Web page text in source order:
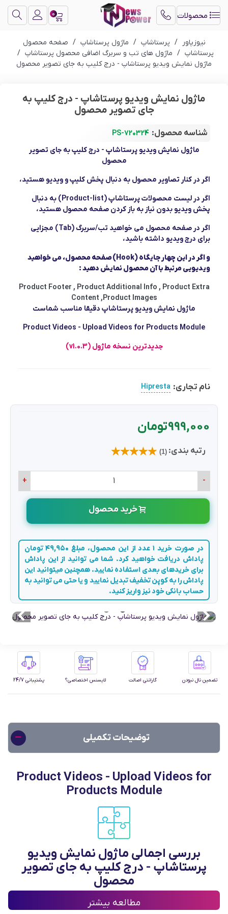
محصولات 0
نیوزپاور / پرستاشاپ / ماژول پرستاشاپ / صفحه محصول
پرستاشاپ / ماژول های تب و سربرگ اضافی محصول پرستاشاپ /
ماژول نمایش ویدیو پرستاشاپ - درج کلیپ به جای تصویر محصول
ماژول نمایش ویدیو پرستاشاپ - درج کلیپ به
جای تصویر محصول
شناسه محصول: PS-720324
ماژول نمایش ویدیو پرستاشاپ - درج کلیپ به جای تصویر
محصول
اگر در کنار تصاویر محصول به دنبال پخش کلیپ و ویدیو هستید،
اگر در لیست محصولات پرستاشاپ (Product-list) به دنبال
پخش ویدیو بدون نیاز به باز کردن صفحه محصول هستید،
اگر در صفحه محصول می خواهید تب/سربرگ (Tab) مجزایی
برای درج ویدیو داشته باشید،
و اگر در این چهار جایگاه (Hook) صفحه محصول، می خواهید
ویدیویی مرتبط با آن محصول نمایش دهید :
Product Footer , Product Additional Info , Product Extra
Content ,Product Images
ماژول نمایش ویدیو پرستاشاپ دقیقا مناسب شماست
Product Videos - Upload Videos for Products Module
جدیدترین نسخه ماژول (v1.0.3)
نام تجاری: Hipresta
999,000 تومان
رتبه بندی: (1)
-
+
خرید محصول
در صورت خرید 1 عدد از این محصول، مبلغ 49,950 تومان
پاداش دریافت خواهید کرد. شما می توانید از این پاداش
برای خریدهای بعدی استفاده نمایید. همچنین میتوانید این
پاداش را به کوپن تخفیف تبدیل نمایید و یا حتی می توانید به
حساب بانکی خود نیز واریز کنید.
تضمین نال نبودن گارانتی اصالت لایسنس اختصاصی؟ پشتیبانی 24/7
توضیحات تکمیلی
Product Videos - Upload Videos for
Products Module
بررسی اجمالی ماژول نمایش ویدیو
پرستاشاپ - درج کلیپ به جای تصویر
محصول
فروشگاه پرستاشاپی خود را متمایز کنید، ویدیوهای
مطالعه بیشتر